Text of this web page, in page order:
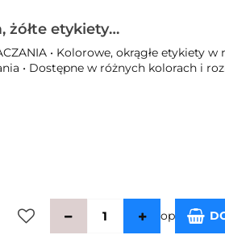
żółte etykiety
klejem,
/ o
• Kolorowe, okrągłe etykiety w
• Dostępne w różnych kolorach i
op